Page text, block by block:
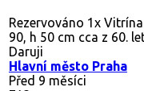
Rezervováno 1x
90, h 50 cm cca z 60.
Daruji
Hlavní město Praha
Před 9 měsíci